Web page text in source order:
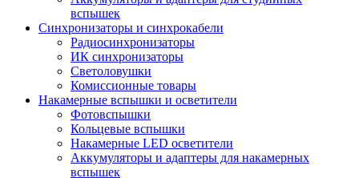
вспышек
Синхронизаторы и синхрокабели
Радиосинхронизаторы
ИК синхронизаторы
Светоловушки
Комиссионные товары
Накамерные вспышки и осветители
Фотовспышки
Кольцевые вспышки
Накамерные LED осветители
Аккумуляторы и адаптеры для накамерных
вспышек